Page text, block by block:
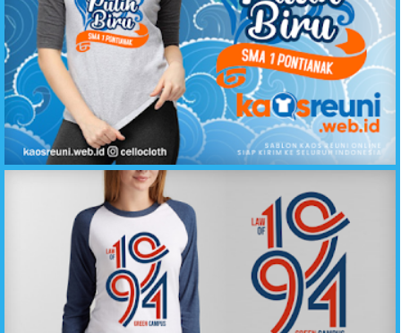
Kaos Reuni Kita Pernah Putih Biru SMA 1 Pontianak - Kaos Reuni